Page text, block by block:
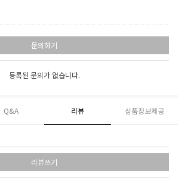
문의하기
등록된 문의가 없습니다.
Q&A 리뷰 상품정보제공
리뷰쓰기